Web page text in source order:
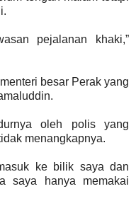
pejalanan khaki,”
besar Perak yang
oleh polis yang
menangkapnya.
ke bilik saya dan
saya hanya memakai